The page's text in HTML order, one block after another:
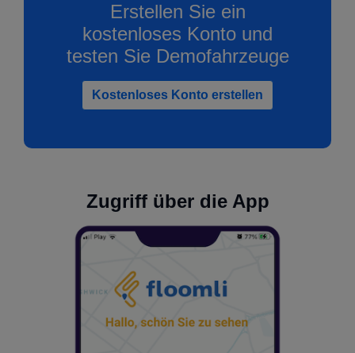
Erstellen Sie ein
kostenloses Konto und
testen Sie Demofahrzeuge
Kostenloses Konto erstellen
Zugriff über die App